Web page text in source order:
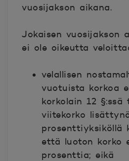
vuosijakson aikana.
Jokaisen vuosijakson
ei ole oikeutta
velallisen
vuotuista korkoa
korkolain 12
viitekorko
prosenttiyksiköllä
että luoton korko
prosenttia; eikä